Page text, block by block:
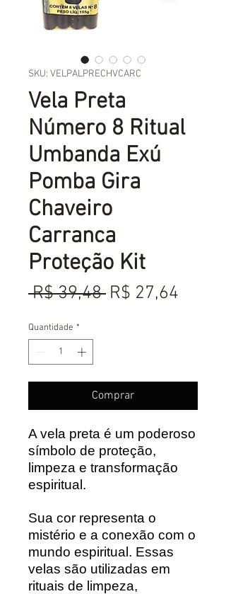
SKU: VELPALPRECHVCARC
Vela Preta
Número 8 Ritual
Umbanda Exú
Pomba Gira
Chaveiro
Carranca
Proteção Kit
R$ 39,48 Preço
R$ 27,64
Quantidade *
Comprar
A vela preta é um poderoso
símbolo de proteção,
limpeza e transformação
espiritual.
Sua cor representa o
mistério e a conexão com o
mundo espiritual. Essas
velas são utilizadas em
rituais de limpeza,